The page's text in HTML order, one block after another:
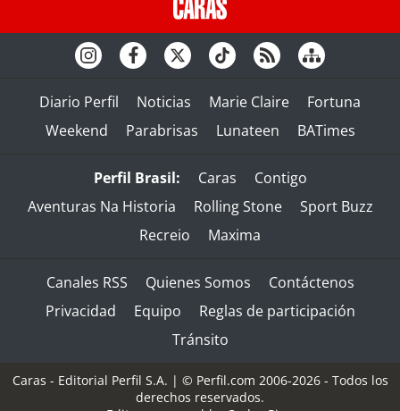
Diario Perfil Noticias Marie Claire
Fortuna
Weekend
Parabrisas Lunateen BATimes
Perfil Brasil: Caras
Contigo
Aventuras Na Historia
Rolling Stone
Sport Buzz
Recreio
Maxima
Canales RSS Quienes Somos
Contáctenos
Privacidad
Equipo
Reglas de participación
Tránsito
Caras - Editorial Perfil S.A. | © Perfil.com 2006-2026 - Todos los
derechos reservados.